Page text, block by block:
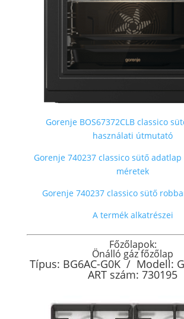
Gorenje BOS67372CLB classico
használati útmutató
Gorenje 740237 classico sütő
méretek
Gorenje 740237 classico sütő
A termék alkatrészei
Főzőlapok:
Önálló gáz főzőlap
Típus: BG6AC-G0K / Modell:
ART szám: 730195